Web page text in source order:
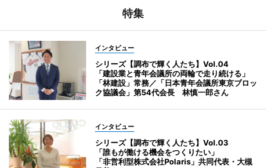
特集
インタビュー
シリーズ【調布で輝く人たち】Vol.04
「建設業と青年会議所の両輪で走り続ける」
「林建設」常務／「日本青年会議所東京ブロッ
ク協議会」第54代会長 林慎一郎さん
インタビュー
シリーズ【調布で輝く人たち】Vol.03
「誰もが働ける機会をつくりたい」
「非営利型株式会社Polaris」共同代表・大槻